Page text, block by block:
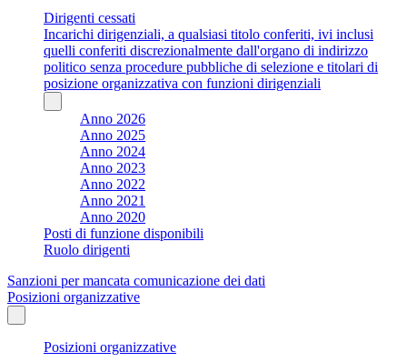
Dirigenti cessati
Incarichi dirigenziali, a qualsiasi titolo conferiti, ivi inclusi
quelli conferiti discrezionalmente dall'organo di indirizzo
politico senza procedure pubbliche di selezione e titolari di
posizione organizzativa con funzioni dirigenziali
Anno 2026
Anno 2025
Anno 2024
Anno 2023
Anno 2022
Anno 2021
Anno 2020
Posti di funzione disponibili
Ruolo dirigenti
Sanzioni per mancata comunicazione dei dati
Posizioni organizzative
Posizioni organizzative